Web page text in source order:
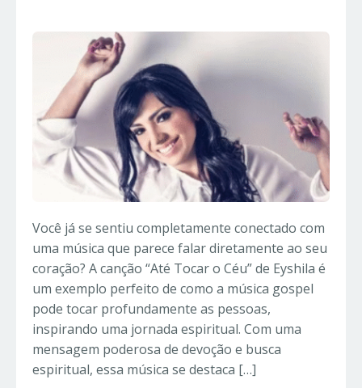
Você já se sentiu completamente conectado com
uma música que parece falar diretamente ao seu
coração? A canção “Até Tocar o Céu” de Eyshila é
um exemplo perfeito de como a música gospel
pode tocar profundamente as pessoas,
inspirando uma jornada espiritual. Com uma
mensagem poderosa de devoção e busca
espiritual, essa música se destaca […]